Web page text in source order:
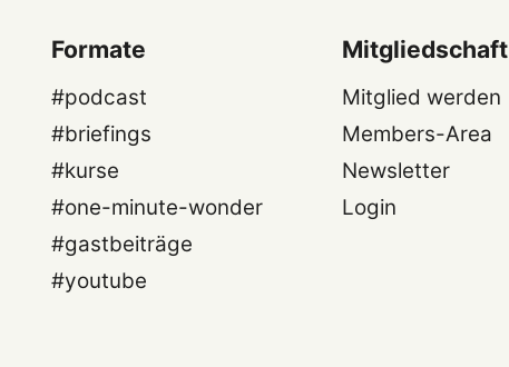
Formate
#podcast
#briefings
#kurse
#one-minute-wonder
#gastbeiträge
#youtube
Mitgliedschaft
Mitglied werden
Members-Area
Newsletter
Login